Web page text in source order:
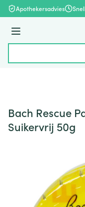
Ga naar de inhoud
Apothekersadvies
Menu
Bach Rescue
Suikervrij 50g